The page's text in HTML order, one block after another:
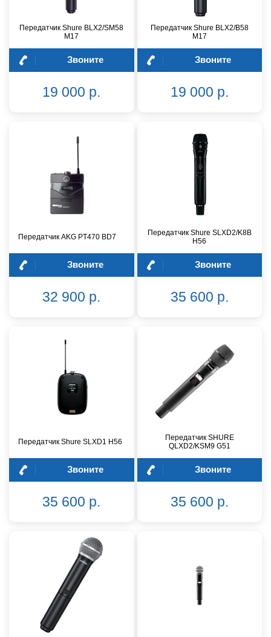
Передатчик Shure BLX2/SM58
M17
Звоните
19 000 р.
Передатчик Shure BLX2/B58
M17
Звоните
19 000 р.
Передатчик AKG PT470 BD7
Звоните
32 900 р.
Передатчик Shure SLXD2/K8B
H56
Звоните
35 600 р.
Передатчик Shure SLXD1 H56
Звоните
35 600 р.
Передатчик SHURE
QLXD2/KSM9 G51
Звоните
35 600 р.